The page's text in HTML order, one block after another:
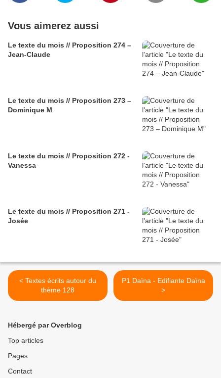
Vous aimerez aussi
Le texte du mois // Proposition 274 –
Jean-Claude
Le texte du mois // Proposition 273 –
Dominique M
Le texte du mois // Proposition 272 -
Vanessa
Le texte du mois // Proposition 271 -
Josée
< Textes écrits autour du
thème 128
P1 Daïna - Edifiante Daïna
>
Hébergé par Overblog
Top articles
Pages
Contact